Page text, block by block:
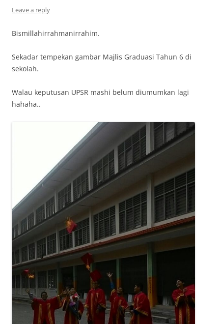
Leave a reply
Bismillahirrahmanirrahim.
Sekadar tempekan gambar Majlis Graduasi Tahun 6 di
sekolah.
Walau keputusan UPSR mashi belum diumumkan lagi
hahaha..